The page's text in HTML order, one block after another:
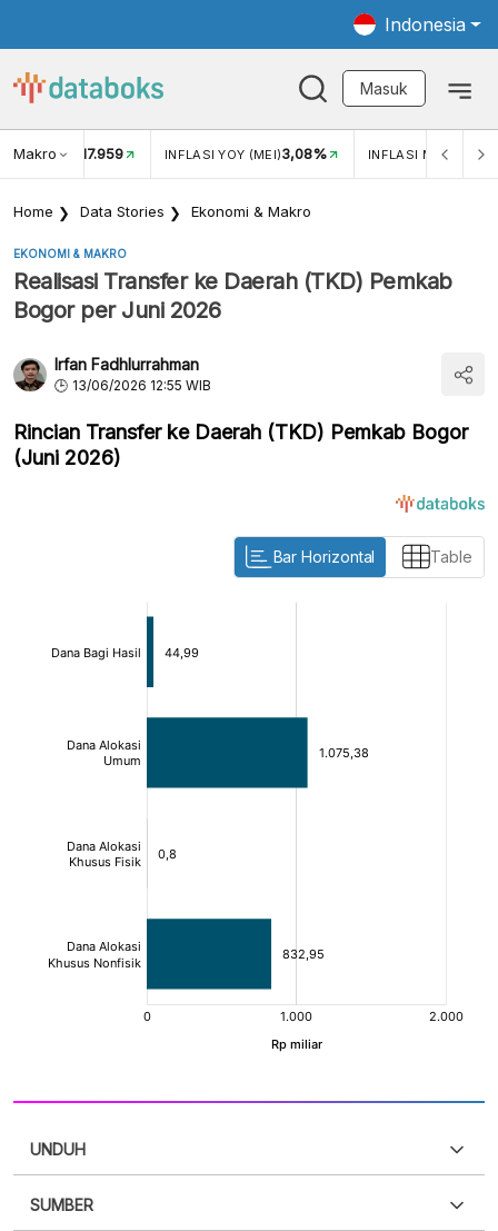
Indonesia
Masuk
Makro
USD/IDR 17.959 INFLASI YOY (MEI)3,08% INFLASI MOM (MEI)
Home Data Stories Ekonomi & Makro
EKONOMI & MAKRO
Realisasi Transfer ke Daerah (TKD) Pemkab
Bogor per Juni 2026
Irfan Fadhlurrahman
13/06/2026 12:55 WIB
Rincian Transfer ke Daerah (TKD) Pemkab Bogor
(Juni 2026)
Bar Horizontal Table
[bold]
[bold]
UNDUH
SUMBER